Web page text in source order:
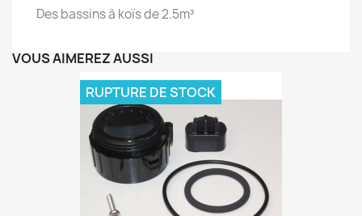
Des bassins à koïs de 2.5m³
VOUS AIMEREZ AUSSI
RUPTURE DE STOCK